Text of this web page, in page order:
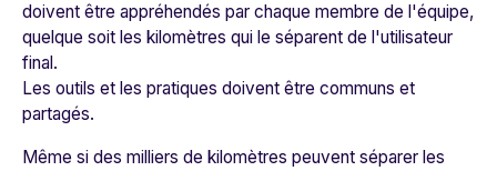
doivent être appréhendés par chaque membre de l'équipe,
quelque soit les kilomètres qui le séparent de l'utilisateur
final.
Les outils et les pratiques doivent être communs et
partagés.
Même si des milliers de kilomètres peuvent séparer les